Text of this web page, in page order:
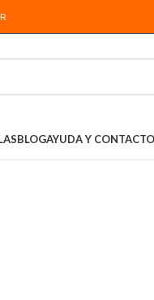
BLOGAYUDA Y CONTACTO